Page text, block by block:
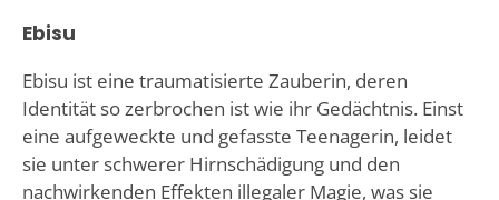
Ebisu
Ebisu ist eine traumatisierte Zauberin, deren
Identität so zerbrochen ist wie ihr Gedächtnis. Einst
eine aufgeweckte und gefasste Teenagerin, leidet
sie unter schwerer Hirnschädigung und den
nachwirkenden Effekten illegaler Magie, was sie